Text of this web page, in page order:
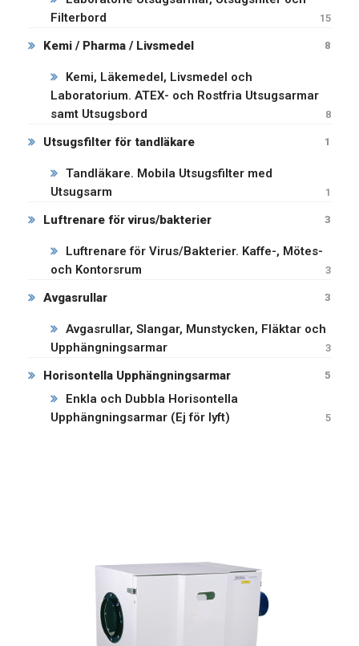
Filterbord
15
Kemi / Pharma / Livsmedel 8
Kemi, Läkemedel, Livsmedel och
Laboratorium. ATEX- och Rostfria Utsugsarmar
samt Utsugsbord
8
Utsugsfilter för tandläkare 1
Tandläkare. Mobila Utsugsfilter med
Utsugsarm
1
Luftrenare för virus/bakterier 3
Luftrenare för Virus/Bakterier. Kaffe-, Mötes-
och Kontorsrum
3
Avgasrullar 3
Avgasrullar, Slangar, Munstycken, Fläktar och
Upphängningsarmar
3
Horisontella Upphängningsarmar 5
Enkla och Dubbla Horisontella
Upphängningsarmar (Ej för lyft)
5